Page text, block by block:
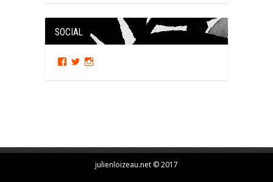
SOCIAL
Facebook
Twitter
julienloizeau.net © 2017